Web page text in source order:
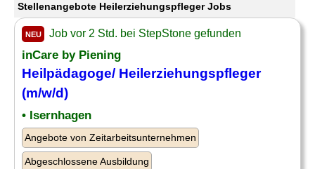
Stellenangebote Heilerziehungspfleger Jobs
NEU Job vor 2 Std. bei StepStone gefunden
inCare by Piening
Heilpädagoge/ Heilerziehungspfleger
(m/w/d)
• Isernhagen
Angebote von Zeitarbeitsunternehmen
Abgeschlossene Ausbildung